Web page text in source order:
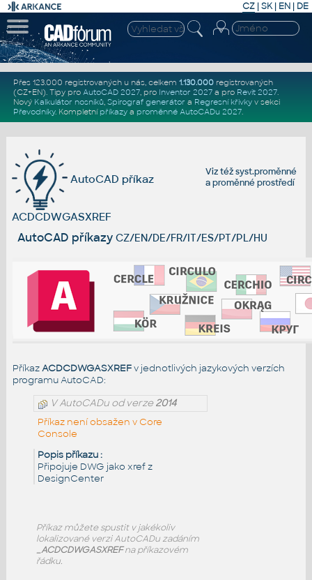
CZ | SK| EN | DE
Přes 123.000 registrovaných u nás, celkem 1.130.000registrovaných
(CZ+EN). Tipy pro AutoCAD 2027, pro Inventor 2027a pro Revit 2027.
Nový Kalkulátor nosníků, Spirograf generátor a Regresní křivkyv sekci
Převodníky. Kompletní příkazya proměnné AutoCADu 2027.
Viz téžsyst.proměnné
aproměnné prostředí
AutoCAD příkaz
ACDCDWGASXREF
AutoCAD příkazy CZ/EN/DE/FR/IT/ES/PT/PL/HU
PříkazACDCDWGASXREFv jednotlivých jazykových verzích
programu AutoCAD:
V AutoCADu od verze2014
Příkaz není obsažen v Core
Console
Popis příkazu :
Připojuje DWG jako xref z
DesignCenter
Příkazmůžete spustit v jakékoliv
lokalizované verzi AutoCADu zadáním
_ACDCDWGASXREFna příkazovém
řádku.